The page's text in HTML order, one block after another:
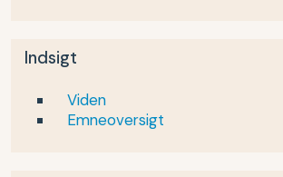
Indsigt
Viden
Emneoversigt